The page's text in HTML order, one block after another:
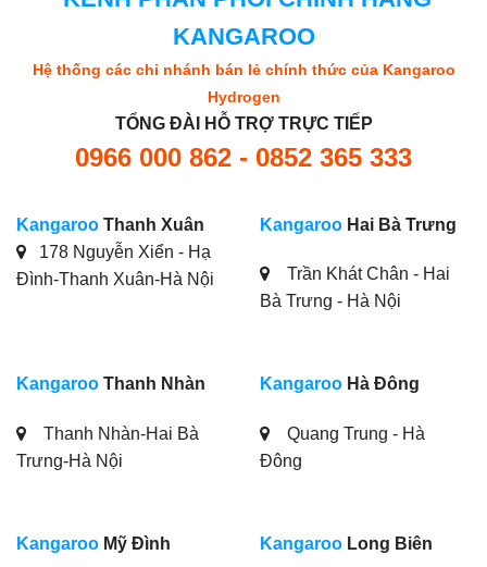
KANGAROO
Hệ thống các chi nhánh bán lẻ chính thức của Kangaroo
Hydrogen
TỔNG ĐÀI HỖ TRỢ TRỰC TIẾP
0966 000 862 - 0852 365 333
Kangaroo Thanh Xuân
178 Nguyễn Xiển - Hạ
Đình-Thanh Xuân-Hà Nội
Kangaroo Hai Bà Trưng
Trần Khát Chân - Hai
Bà Trưng - Hà Nội
Kangaroo Thanh Nhàn
Thanh Nhàn-Hai Bà
Trưng-Hà Nội
Kangaroo Hà Đông
Quang Trung - Hà
Đông
Kangaroo Mỹ Đình Kangaroo Long Biên